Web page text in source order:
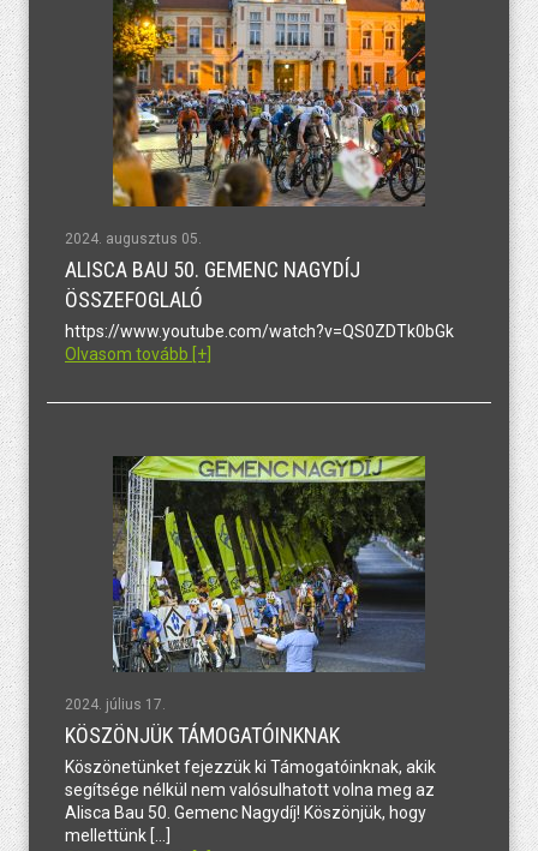
2024. augusztus 05.
ALISCA BAU 50. GEMENC NAGYDÍJ
ÖSSZEFOGLALÓ
https://www.youtube.com/watch?v=QS0ZDTk0bGk
Olvasom tovább [+]
2024. július 17.
KÖSZÖNJÜK TÁMOGATÓINKNAK
Köszönetünket fejezzük ki Támogatóinknak, akik
segítsége nélkül nem valósulhatott volna meg az
Alisca Bau 50. Gemenc Nagydíj! Köszönjük, hogy
mellettünk […]